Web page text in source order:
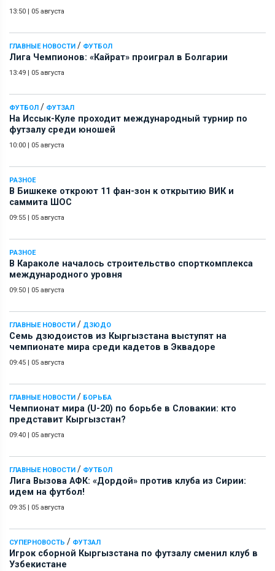
13:50 | 05 августа
ГЛАВНЫЕ НОВОСТИ / ФУТБОЛ
Лига Чемпионов: «Кайрат» проиграл в Болгарии
13:49 | 05 августа
ФУТБОЛ / ФУТЗАЛ
На Иссык-Куле проходит международный турнир по
футзалу среди юношей
10:00 | 05 августа
РАЗНОЕ
В Бишкеке откроют 11 фан-зон к открытию ВИК и
саммита ШОС
09:55 | 05 августа
РАЗНОЕ
В Караколе началось строительство спорткомплекса
международного уровня
09:50 | 05 августа
ГЛАВНЫЕ НОВОСТИ / ДЗЮДО
Семь дзюдоистов из Кыргызстана выступят на
чемпионате мира среди кадетов в Эквадоре
09:45 | 05 августа
ГЛАВНЫЕ НОВОСТИ / БОРЬБА
Чемпионат мира (U-20) по борьбе в Словакии: кто
представит Кыргызстан?
09:40 | 05 августа
ГЛАВНЫЕ НОВОСТИ / ФУТБОЛ
Лига Вызова АФК: «Дордой» против клуба из Сирии:
идем на футбол!
09:35 | 05 августа
СУПЕРНОВОСТЬ / ФУТЗАЛ
Игрок сборной Кыргызстана по футзалу сменил клуб в
Узбекистане